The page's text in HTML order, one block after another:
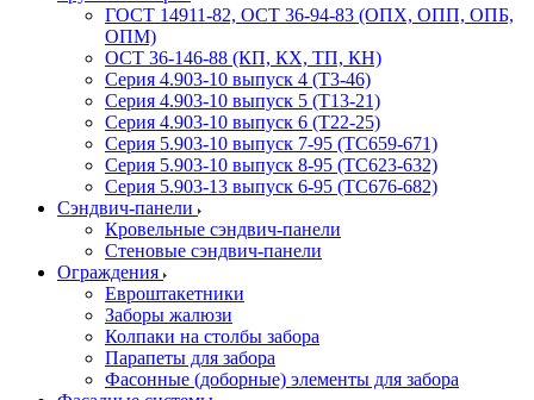
ГОСТ 14911-82, ОСТ 36-94-83 (ОПХ, ОПП, ОПБ,
ОПМ)
ОСТ 36-146-88 (КП, КХ, ТП, КН)
Серия 4.903-10 выпуск 4 (Т3-46)
Серия 4.903-10 выпуск 5 (Т13-21)
Серия 4.903-10 выпуск 6 (Т22-25)
Серия 5.903-10 выпуск 7-95 (ТС659-671)
Серия 5.903-10 выпуск 8-95 (ТС623-632)
Серия 5.903-13 выпуск 6-95 (ТС676-682)
Сэндвич-панели
Кровельные сэндвич-панели
Стеновые сэндвич-панели
Ограждения
Евроштакетники
Заборы жалюзи
Колпаки на столбы забора
Парапеты для забора
Фасонные (доборные) элементы для забора